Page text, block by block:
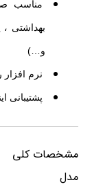
مناسب
بهداشتی ،
و…)
نرم
پشتیبانی
مشخصات کلی
مدل